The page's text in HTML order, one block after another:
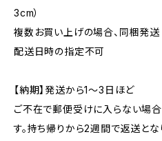
3cm）
複数お買い上げの場合、同梱発送
配送日時の指定不可
【納期】発送から1〜3日ほど
ご不在で郵便受けに入らない場
す。持ち帰りから2週間で返送と